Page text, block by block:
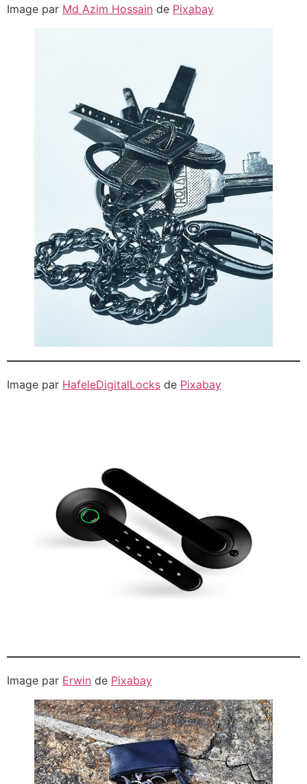
Image par Md Azim Hossain de Pixabay
Image par HafeleDigitalLocks de Pixabay
Image par Erwin de Pixabay